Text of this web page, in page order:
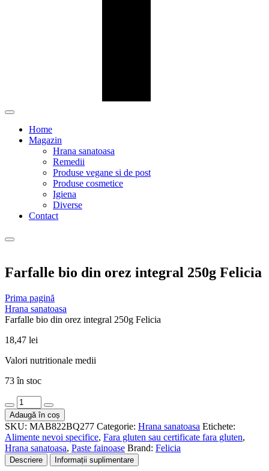
Home
Magazin
Hrana sanatoasa
Remedii
Produse vegane si de post
Produse cosmetice
Igiena
Diverse
Contact
Farfalle bio din orez integral 250g Felicia
Prima pagină
Hrana sanatoasa
Farfalle bio din orez integral 250g Felicia
18,47 lei
Valori nutritionale medii
73 în stoc
Cantitate
Farfalle
bio
din
orez
integral
250g
Adaugă în coș
SKU: MAB822BQ277 Categorie: Hrana sanatoasa Etichete:
Alimente nevoi specifice, Fara gluten sau certificate fara gluten,
Hrana sanatoasa, Paste fainoase Brand: Felicia
Descriere Informații suplimentare